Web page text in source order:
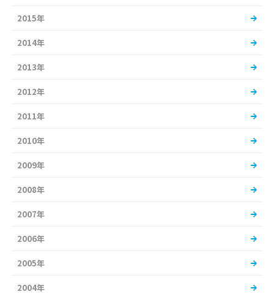
2015年
2014年
2013年
2012年
2011年
2010年
2009年
2008年
2007年
2006年
2005年
2004年